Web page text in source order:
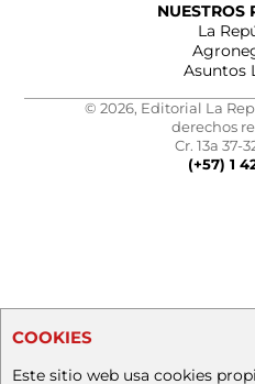
NUESTROS
La
Asuntos
© 2026, Editorial La
derechos
Cr. 13a 37-
(+57) 1
COOKIES
Este sitio web usa cookies